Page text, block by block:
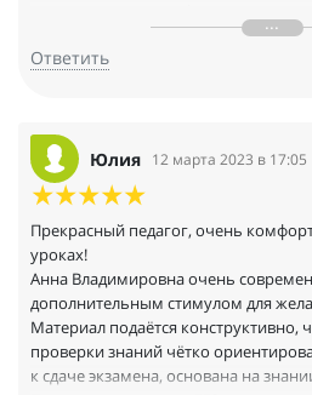
голову: как преподаватель может
наипростейших вопросах?!? Откуда
преподавателей (!), то по-
крутость!
Ответить
Юлия 12 марта 2023 в 17:05
Прекрасный педагог, очень
уроках!
Анна Владимировна очень
дополнительным стимулом для
Материал подаётся конструктивно,
проверки знаний чётко
к сдаче экзамена, основана на